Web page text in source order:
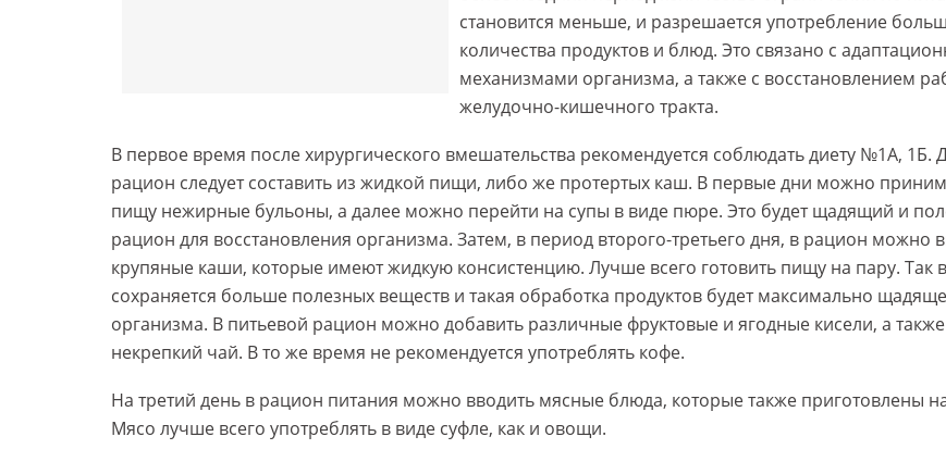
становится меньше, и разрешается употребление
количества продуктов и блюд. Это связано с
механизмами организма, а также с восстановлением
желудочно-кишечного тракта.
В первое время после хирургического вмешательства рекомендуется соблюдать диету №1А, 1Б.
рацион следует составить из жидкой пищи, либо же протертых каш. В первые дни можно
пищу нежирные бульоны, а далее можно перейти на супы в виде пюре. Это будет щадящий и
рацион для восстановления организма. Затем, в период второго-третьего дня, в рацион можно
крупяные каши, которые имеют жидкую консистенцию. Лучше всего готовить пищу на пару. Так
сохраняется больше полезных веществ и такая обработка продуктов будет максимально
организма. В питьевой рацион можно добавить различные фруктовые и ягодные кисели, а также
некрепкий чай. В то же время не рекомендуется употреблять кофе.
На третий день в рацион питания можно вводить мясные блюда, которые также приготовлены
Мясо лучше всего употреблять в виде суфле, как и овощи.